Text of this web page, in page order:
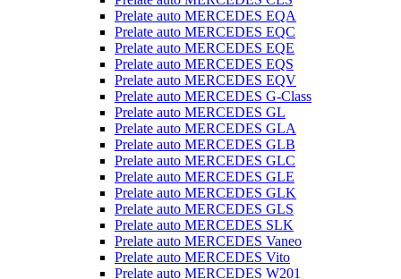
Prelate auto MERCEDES EQA
Prelate auto MERCEDES EQC
Prelate auto MERCEDES EQE
Prelate auto MERCEDES EQS
Prelate auto MERCEDES EQV
Prelate auto MERCEDES G-Class
Prelate auto MERCEDES GL
Prelate auto MERCEDES GLA
Prelate auto MERCEDES GLB
Prelate auto MERCEDES GLC
Prelate auto MERCEDES GLE
Prelate auto MERCEDES GLK
Prelate auto MERCEDES GLS
Prelate auto MERCEDES SLK
Prelate auto MERCEDES Vaneo
Prelate auto MERCEDES Vito
Prelate auto MERCEDES W201